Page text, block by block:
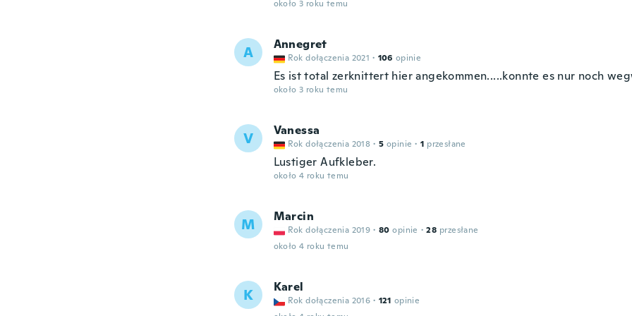
około 3 roku temu
A Annegret
Rok dołączenia 2021 · 106 opinie
Es ist total zerknittert hier angekommen.....konnte es nur noch
około 3 roku temu
V Vanessa
Rok dołączenia 2018 · 5 opinie · 1 przesłane
Lustiger Aufkleber.
około 4 roku temu
M Marcin
Rok dołączenia 2019 · 80 opinie · 28 przesłane
około 4 roku temu
K Karel
Rok dołączenia 2016 · 121 opinie